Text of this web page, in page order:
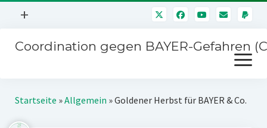
Menü
+
Mitmachen
Coordination gegen BAYER-Gefahren
Menü
öffnen
Kampagnen
BAYER-Hauptversammlungen
Startseite »Allgemein »Goldener Herbst für BAYER & Co.